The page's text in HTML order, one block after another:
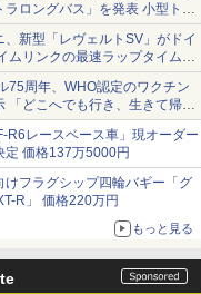
ラロングバス」を発表 小型トラ
光・旅客輸送向けバス
、新型「レヴェルトSV」がドイ
ムリンクの最速ラップタイムを
75周年、WHO認定のワクチン
「どこへでも行き、生きて帰っ
ンドクルーザーで命をつなぐ
R6レースベース車」現オーダー
定 価格137万5000円
けフラグシップ四輪バギー「グ
R」 価格220万円
もっと見る